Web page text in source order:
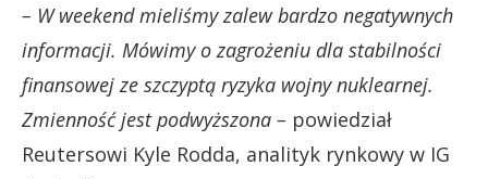
– W weekend mieliśmy zalew bardzo negatywnych
informacji. Mówimy o zagrożeniu dla stabilności
finansowej ze szczyptą ryzyka wojny nuklearnej.
Zmienność jest podwyższona – powiedział
Reutersowi Kyle Rodda, analityk rynkowy w IG